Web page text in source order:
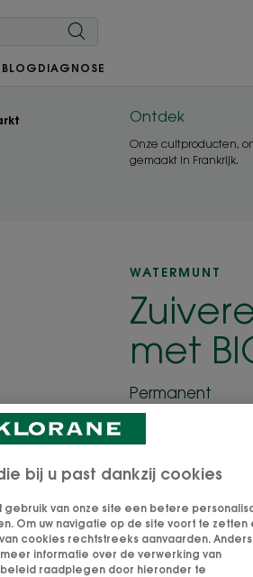
BLOG DIAGNOSE
Ontdek
Onze cultproducten,
gemaakt in Frankrijk.
WATERMUNT
met
Permanent
Hydrateert -
Een
vette huid te
bij u past dankzij cookies
gebruik van onze site een betere
Om uw navigatie op de site voort te zetten
cookies rechtstreeks aanvaarden. Anders
informatie over de verwerking van
raadplegen door hieronder te